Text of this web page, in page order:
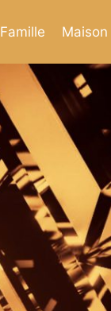
Famille Maison